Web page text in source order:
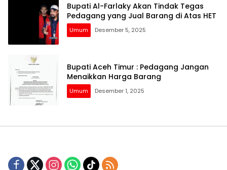
Bupati Al-Farlaky Akan Tindak Tegas
Pedagang yang Jual Barang di Atas HET
Umum Desember 5, 2025
Bupati Aceh Timur : Pedagang Jangan
Menaikkan Harga Barang
Umum Desember 1, 2025